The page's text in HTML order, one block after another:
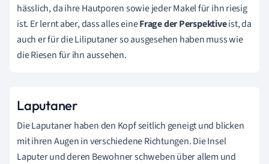
hässlich, da ihre Hautporen sowie jeder Makel für ihn riesig
ist. Er lernt aber, dass alles eineFrage der Perspektiveist, da
auch er für die Liliputaner so ausgesehen haben muss wie
die Riesen für ihn aussehen.
Laputaner
Die Laputaner haben den Kopf seitlich geneigt und blicken
mit ihren Augen in verschiedene Richtungen. Die Insel
Laputer und deren Bewohner schweben über allem und